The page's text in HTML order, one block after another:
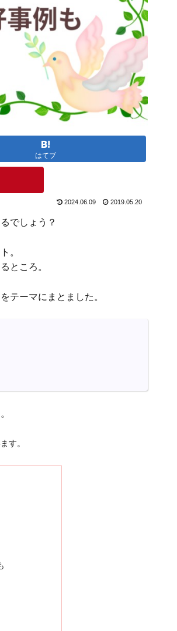
はてブ
2024.06.09 2019.05.20
でしょう？
。
ところ。
をテーマにまとました。
す。